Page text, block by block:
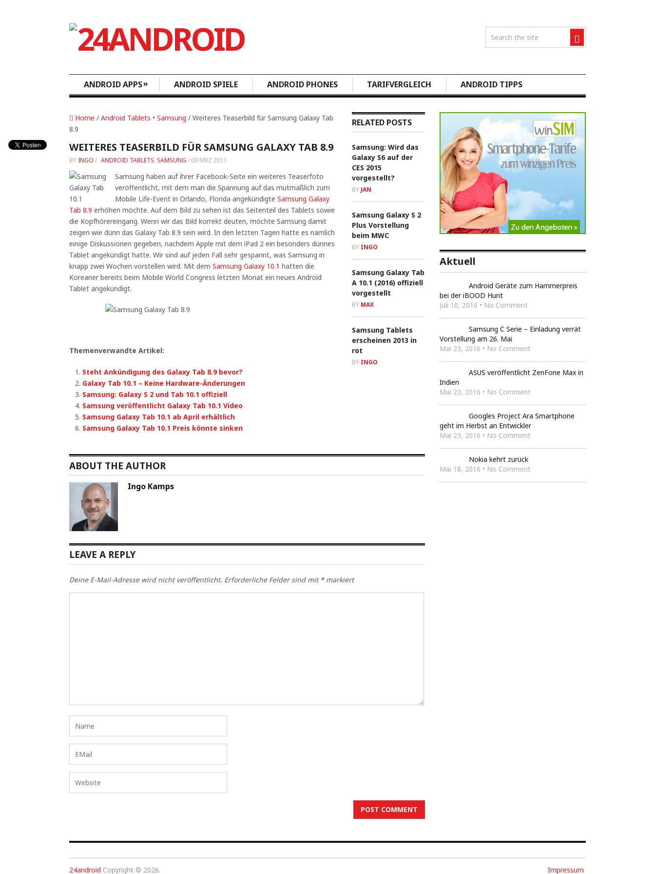
ANDROID APPS» ANDROID SPIELE ANDROID PHONES TARIFVERGLEICH ANDROID TIPPS
Home / Android Tablets • Samsung / Weiteres Teaserbild für Samsung Galaxy Tab
8.9
WEITERES TEASERBILD FÜR SAMSUNG GALAXY TAB 8.9
BY INGO / ANDROID TABLETS, SAMSUNG / 09 MRZ 2011
Samsung haben auf ihrer Facebook-Seite ein weiteres Teaserfoto
veröffentlicht, mit dem man die Spannung auf das mutmaßlich zum
Mobile Life-Event in Orlando, Florida angekündigte Samsung Galaxy
Tab 8.9 erhöhen möchte. Auf dem Bild zu sehen ist das Seitenteil des Tablets sowie
die Kopfhörereingang. Wenn wir das Bild korrekt deuten, möchte Samsung damit
zeigen wie dünn das Galaxy Tab 8.9 sein wird. In den letzten Tagen hatte es nämlich
einige Diskussionen gegeben, nachdem Apple mit dem iPad 2 ein besonders dünnes
Tablet angekündigt hatte. Wir sind auf jeden Fall sehr gespannt, was Samsung in
knapp zwei Wochen vorstellen wird. Mit dem Samsung Galaxy 10.1 hatten die
Koreaner bereits beim Mobile World Congress letzten Monat ein neues Android
Tablet angekündigt.
Themenverwandte Artikel:
Steht Ankündigung des Galaxy Tab 8.9 bevor?
Galaxy Tab 10.1 – Keine Hardware-Änderungen
Samsung: Galaxy S 2 und Tab 10.1 offiziell
Samsung veröffentlicht Galaxy Tab 10.1 Video
Samsung Galaxy Tab 10.1 ab April erhältlich
Samsung Galaxy Tab 10.1 Preis könnte sinken
RELATED POSTS
Samsung: Wird das
Galaxy S6 auf der
CES 2015
vorgestellt?
BY JAN
Samsung Galaxy S 2
Plus Vorstellung
beim MWC
BY INGO
Samsung Galaxy Tab
A 10.1 (2016) offiziell
vorgestellt
BY MAX
Samsung Tablets
erscheinen 2013 in
rot
BY INGO
ABOUT THE AUTHOR
Ingo Kamps
LEAVE A REPLY
Deine E-Mail-Adresse wird nicht veröffentlicht. Erforderliche Felder sind mit *markiert
Aktuell
Android Geräte zum Hammerpreis
bei der iBOOD Hunt
Juli 10, 2016 • No Comment
Samsung C Serie – Einladung verrät
Vorstellung am 26. Mai
Mai 23, 2016 • No Comment
ASUS veröffentlicht ZenFone Max in
Indien
Mai 23, 2016 • No Comment
Googles Project Ara Smartphone
geht im Herbst an Entwickler
Mai 23, 2016 • No Comment
Nokia kehrt zurück
Mai 18, 2016 • No Comment
24android Copyright © 2026. Impressum